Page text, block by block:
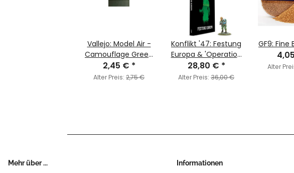
Vallejo: Model Air -
Camouflage Green
(71.022)
2,45 € *
Alter Preis: 2,75 €
Konflikt '47: Festung
Europa & 'Operation
Touchdown' Book
Miniature
28,80 € *
Alter Preis: 36,00 €
GF9: Fine
Alter
Mehr über ... Informationen